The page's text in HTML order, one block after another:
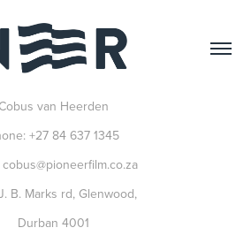
Cobus van Heerden
+27 84 637 1345
B. Marks rd, Glenwood,
Durban 4001